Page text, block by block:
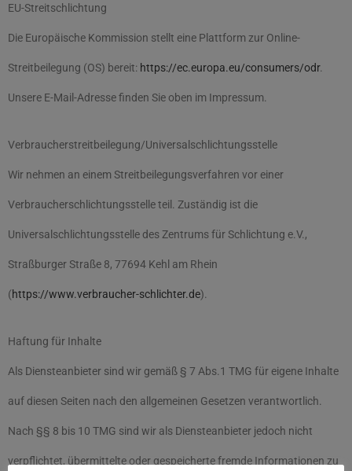
EU-Streitschlichtung
Die Europäische Kommission stellt eine Plattform zur Online-
Streitbeilegung (OS) bereit: https://ec.europa.eu/consumers/odr.
Unsere E-Mail-Adresse finden Sie oben im Impressum.
Verbraucher­streit­beilegung/Universal­schlichtungs­stelle
Wir nehmen an einem Streitbeilegungsverfahren vor einer
Verbraucherschlichtungsstelle teil. Zuständig ist die
Universalschlichtungsstelle des Zentrums für Schlichtung e.V.,
Straßburger Straße 8, 77694 Kehl am Rhein
(https://www.verbraucher-schlichter.de).
Haftung für Inhalte
Als Diensteanbieter sind wir gemäß § 7 Abs.1 TMG für eigene Inhalte
auf diesen Seiten nach den allgemeinen Gesetzen verantwortlich.
Nach §§ 8 bis 10 TMG sind wir als Diensteanbieter jedoch nicht
verpflichtet, übermittelte oder gespeicherte fremde Informationen zu